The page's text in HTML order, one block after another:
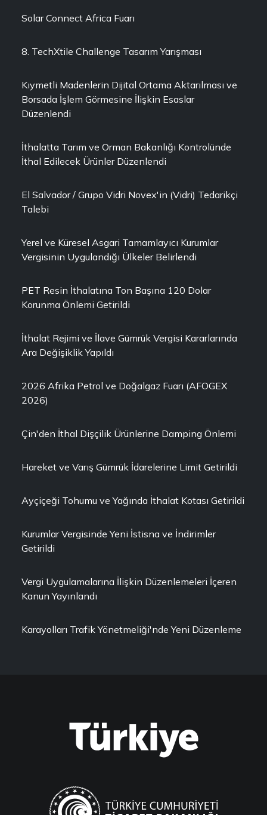
Solar Connect Africa Fuarı
8. TechXtile Challenge Tasarım Yarışması
Kıymetli Madenlerin Dijital Ortama Aktarılması ve
Borsada İşlem Görmesine İlişkin Esaslar
Düzenlendi
İthalatta Tarım ve Orman Bakanlığı Kontrolünde
İthal Edilecek Ürünler Düzenlendi
El Salvador / Grupo Vidri Novex'in (Vidri) Tedarikçi
Talebi
Yerel ve Küresel Asgari Tamamlayıcı Kurumlar
Vergisinin Uygulandığı Ülkeler Belirlendi
PET Resin İthalatına Ton Başına 120 Dolar
Korunma Önlemi Getirildi
İthalat Rejimi ve İlave Gümrük Vergisi Kararlarında
Ara Değişiklik Yapıldı
2026 Afrika Petrol ve Doğalgaz Fuarı (AFOGEX
2026)
Çin'den İthal Dişçilik Ürünlerine Damping Önlemi
Hareket ve Varış Gümrük İdarelerine Limit Getirildi
Ayçiçeği Tohumu ve Yağında İthalat Kotası Getirildi
Kurumlar Vergisinde Yeni İstisna ve İndirimler
Getirildi
Vergi Uygulamalarına İlişkin Düzenlemeleri İçeren
Kanun Yayınlandı
Karayolları Trafik Yönetmeliği'nde Yeni Düzenleme